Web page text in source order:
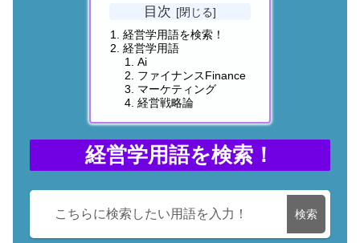
目次
経営学用語を検索！
経営学用語
Ai
ファイナンスFinance
マーケティング
経営戦略論
経営学用語を検索！
検索